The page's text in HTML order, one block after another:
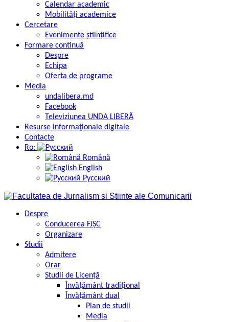
Calendar academic
Mobilități academice
Cercetare
Evenimente științifice
Formare continuă
Despre
Echipa
Oferta de programe
Media
undalibera.md
Facebook
Televiziunea UNDA LIBERĂ
Resurse informaţionale digitale
Contacte
Ro:
Română
English
Русский
Despre
Conducerea FJȘC
Organizare
Studii
Admitere
Orar
Studii de Licență
Învățământ tradițional
Învățământ dual
Plan de studii
Media